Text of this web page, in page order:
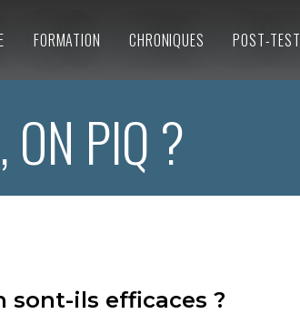
FORMATION CHRONIQUES POST-TEST
ON PIQ ?
sont-ils efficaces ?